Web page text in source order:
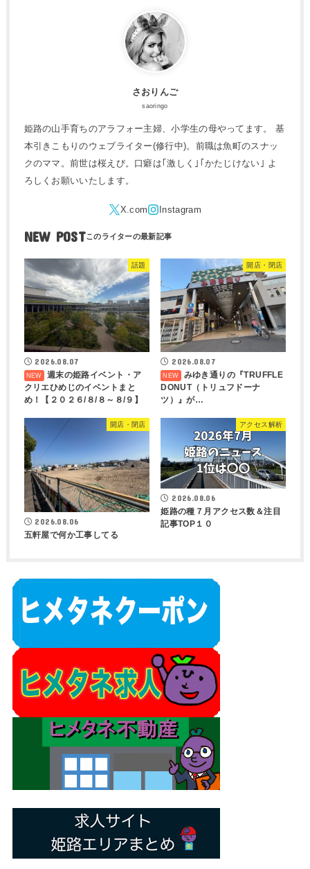
さおりんご
saoringo
姫路の山手育ちのアラフォー主婦、小学生の母やってます。 基
本引きこもりのウェブライター(修行中)。前職は魚町のスナッ
クのママ。前世は桜えび。口癖は｢激しく｣｢かたじけない｣ よ
ろしくお願いいたします。
NEW POST
話題
2026.08.07
週末の姫路イベント・ア
クリエひめじのイベントまと
め！【２０２６/８/８～８/９】
開店・閉店
2026.08.07
みゆき通りの『TRUFFLE
DONUT（トリュフドーナ
ツ）』が…
開店・閉店
2026.08.06
五軒屋で何か工事してる
アクセス解析
2026.08.06
姫路の種７月アクセス数＆注目
記事TOP１０